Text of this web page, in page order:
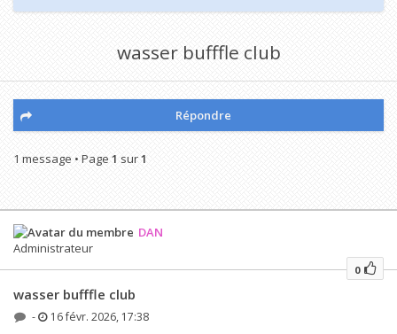
wasser bufffle club
Répondre
1 message • Page 1 sur1
DAN
Administrateur
wasser bufffle club
- 16 févr. 2026, 17:38
0